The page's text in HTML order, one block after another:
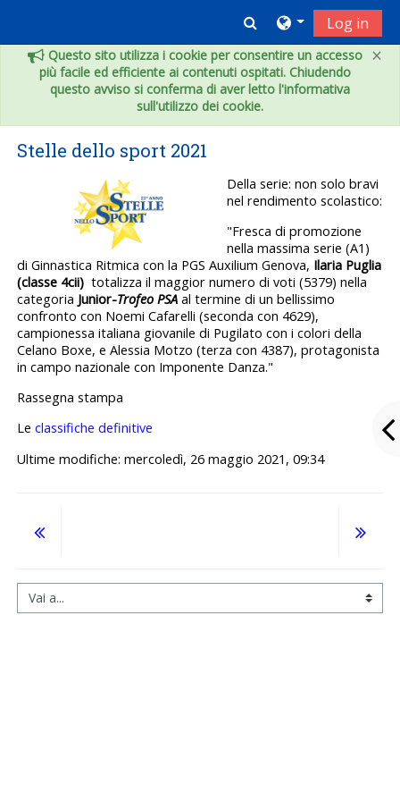
×
Questo sito utilizza i cookie per consentire un accesso
più facile ed efficiente ai contenuti ospitati. Chiudendo
questo avviso si conferma di aver letto l'informativa
sull'utilizzo dei cookie.
Toggle search
Log in
Stelle dello sport 2021
Della serie: non solo bravi
nel rendimento scolastico:
"Fresca di promozione
nella massima serie (A1)
di Ginnastica Ritmica con la PGS Auxilium Genova, Ilaria Puglia
(classe 4cii) totalizza il maggior numero di voti (5379) nella
categoria Junior-Trofeo PSA al termine di un bellissimo
confronto con Noemi Cafarelli (seconda con 4629),
campionessa italiana giovanile di Pugilato con i colori della
Celano Boxe, eAlessia Motzo (terza con 4387), protagonista
in campo nazionale con Imponente Danza."
Rassegna stampa
Leclassifiche definitive
Ultime modifiche: mercoledì, 26 maggio 2021, 09:34
Vai a...